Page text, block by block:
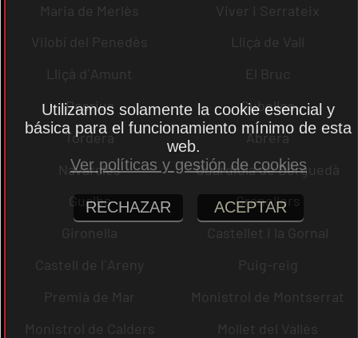
Maria de Merlès
Viver i Serrateix
Vilobí del Penedès
Lliçà de Vall
Lliçà d´Amunt
El Bruc
Dosrius
Cubelles
Tordera
Abrera
Navarcles
Guardiola de Berguedà
Gualba
Granollers
Gironella
Castellet i la Gornal
Castell de l´Areny
Puig-reig
Premià de Mar
Monistrol de Montserrat
Monistrol de Calders
Mollet del Vallès
Utilizamos solamente la cookie esencial y
básica para el funcionamiento mínimo de esta
web.
Ver políticas y gestión de cookies
RECHAZAR ACEPTAR